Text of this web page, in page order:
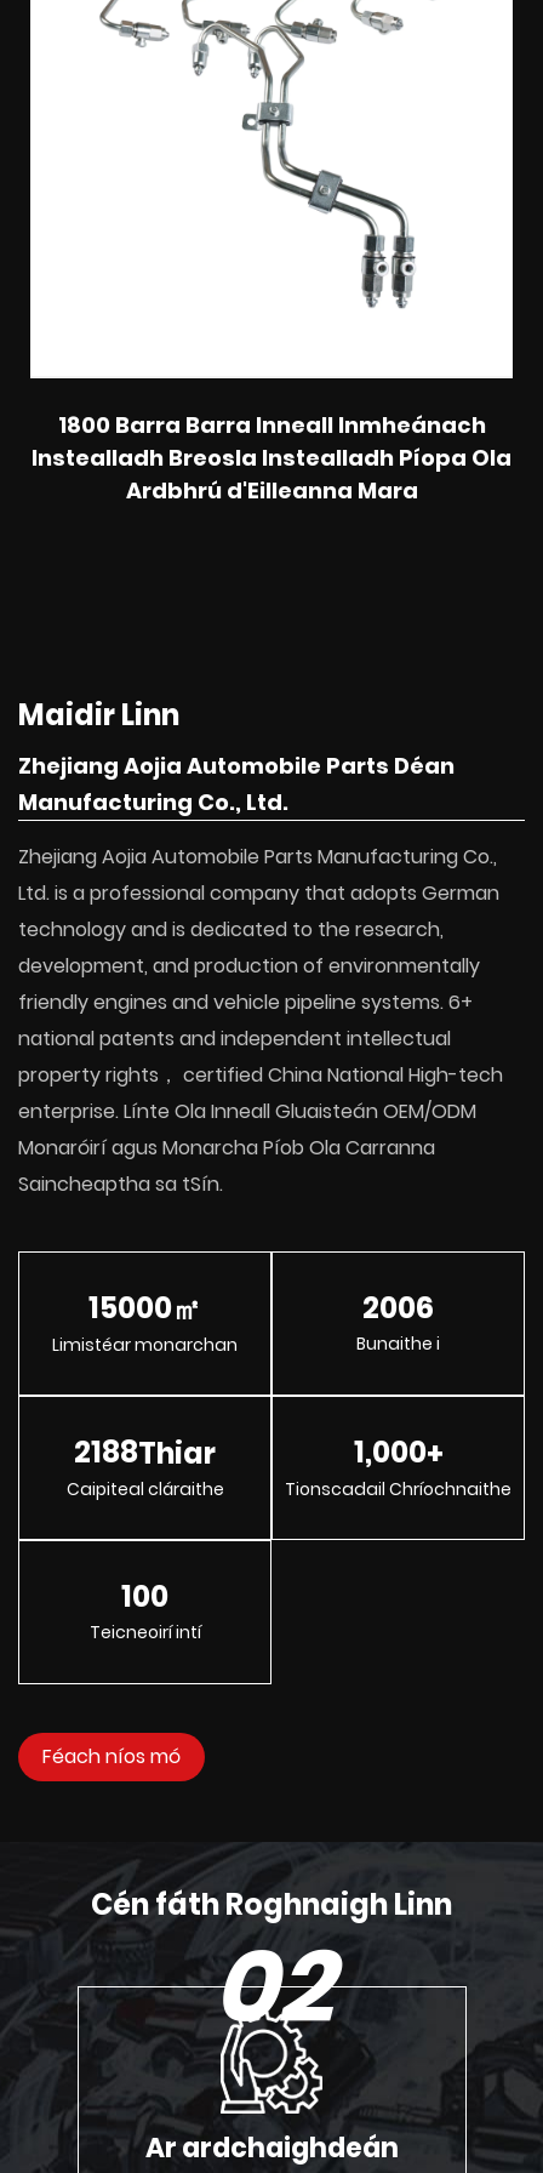
1800 Barra Barra Inneall Inmheánach
Instealladh Breosla Instealladh Píopa Ola
Ardbhrú d'Eilleanna Mara
Maidir Linn
Zhejiang Aojia Automobile Parts Déan
Manufacturing Co., Ltd.
Zhejiang Aojia Automobile Parts Manufacturing Co.,
Ltd. is a professional company that adopts German
technology and is dedicated to the research,
development, and production of environmentally
friendly engines and vehicle pipeline systems. 6+
national patents and independent intellectual
property rights， certified China National High-tech
enterprise.Línte Ola Inneall Gluaisteán OEM/ODM
Monaróirí agus Monarcha Píob Ola Carranna
Saincheaptha sa tSín.
15000㎡
Limistéar monarchan
2006
Bunaithe i
2188Thiar
Caipiteal cláraithe
1,000+
Tionscadail Chríochnaithe
100
Teicneoirí intí
Féach níos mó
Cén fáth Roghnaigh Linn
02
Ar ardchaighdeán